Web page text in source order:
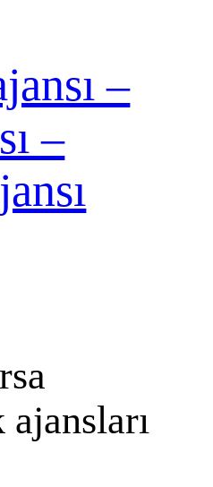
–
–